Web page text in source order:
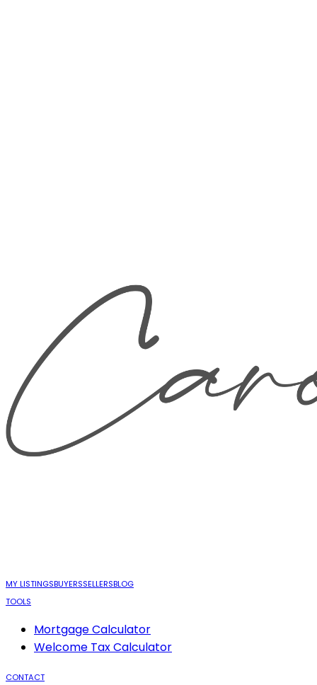
MY LISTINGSBUYERSSELLERSBLOG
TOOLS
Mortgage Calculator
Welcome Tax Calculator
CONTACT